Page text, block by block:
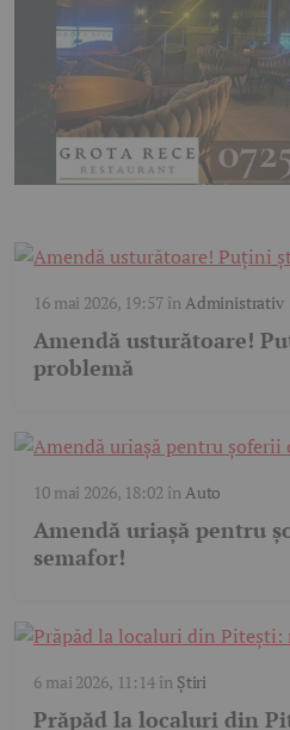
16 mai 2026, 19:57înAdministrativ
Amendă usturătoare!
problemă
10 mai 2026, 18:02 înAuto
Amendă uriașă pentru
semafor!
6 mai 2026, 11:14în Știri
Prăpăd la localuri din